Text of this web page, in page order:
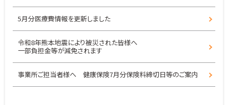
5月分医療費情報を更新しました
令和8年熊本地震により被災された皆様へ
一部負担金等が減免されます
事業所ご担当者様へ 健康保険7月分保険料締切日等のご案内